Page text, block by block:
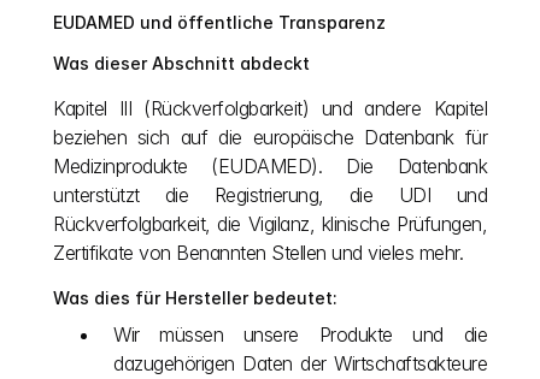
EUDAMED und öffentliche Transparenz
Was dieser Abschnitt abdeckt
Kapitel III (Rückverfolgbarkeit) und andere Kapitel
beziehen sich auf die europäische Datenbank für
Medizinprodukte (EUDAMED). Die Datenbank
unterstützt die Registrierung, die UDI und
Rückverfolgbarkeit, die Vigilanz, klinische Prüfungen,
Zertifikate von Benannten Stellen und vieles mehr.
Was dies für Hersteller bedeutet:
Wir müssen unsere Produkte und die
dazugehörigen Daten der Wirtschaftsakteure